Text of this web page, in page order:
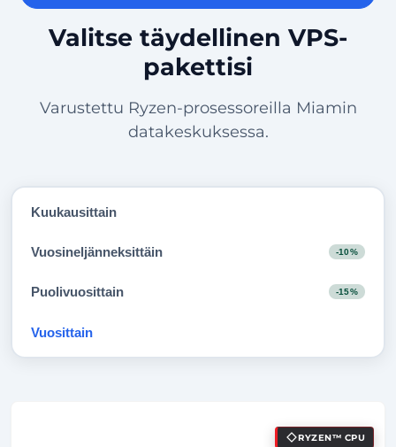
Valitse täydellinen VPS-
pakettisi
Varustettu Ryzen-prosessoreilla Miamin
datakeskuksessa.
Kuukausittain
Vuosineljänneksittäin -10%
Puolivuosittain -15%
Vuosittain
RYZEN™ CPU